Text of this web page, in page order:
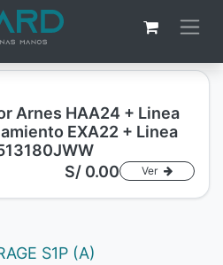
Arnes HAA24 + Linea
EXA22 + Linea
S/ 0.00 Ver
S1P (A)